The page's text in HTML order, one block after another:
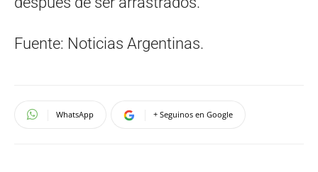
Fuente: Noticias Argentinas.
WhatsApp + Seguinos en Google